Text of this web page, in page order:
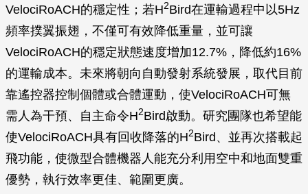
VelociRoACH的穩定性；若H2Bird在運輸過程中以5Hz
頻率撲翼振翅，不僅可有效降低重量，並可讓
VelociRoACH的穩定狀態速度增加12.7%，降低約16%
的運輸成本。未來將朝向自動發射系統發展，取代目前
靠遙控器控制個體或合體運動，使VelociRoACH可無
需人為干預、自主命令H2Bird啟動。研究團隊也希望能
使VelociRoACH具有回收降落的H2Bird、並再次搭載起
飛功能，使微型合體機器人能充分利用空中和地面雙重
優勢，執行效率更佳、範圍更廣。